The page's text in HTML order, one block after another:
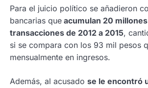
Para el juicio político se añadieron
bancarias que acumulan 20
transacciones de 2012 a 2015,
si se compara con los 93 mil pesos
mensualmente en ingresos.
Además, al acusado se le encontró